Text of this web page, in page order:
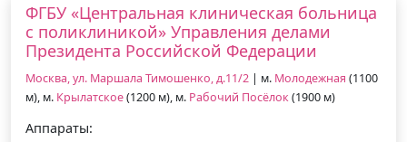
ФГБУ «Центральная клиническая больница
с поликлиникой» Управления делами
Президента Российской Федерации
Москва, ул. Маршала Тимошенко, д.11/2 | м. Молодежная (1100
м), м. Крылатское(1200 м), м. Рабочий Посёлок(1900 м)
Аппараты: